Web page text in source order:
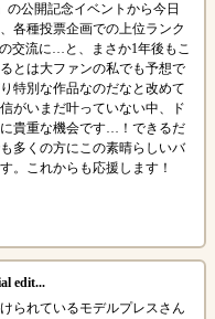
の公開記念イベントから今日
各種投票企画での上位ランク
交流に…と、まさか1年後もこ
とは大ファンの私でも予想で
特別な作品なのだなと改めて
がいまだ叶っていない中、ド
貴重な機会です…！できるだ
多くの方にこの素晴らしいバ
。これからも応援します！
edit...
られているモデルプレスさん